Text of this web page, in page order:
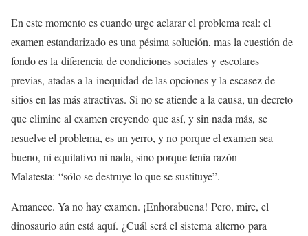
En este momento es cuando urge aclarar el problema real: el
examen estandarizado es una pésima solución, mas la cuestión de
fondo es la diferencia de condiciones sociales y escolares
previas, atadas a la inequidad de las opciones y la escasez de
sitios en las más atractivas. Si no se atiende a la causa, un decreto
que elimine al examen creyendo que así, y sin nada más, se
resuelve el problema, es un yerro, y no porque el examen sea
bueno, ni equitativo ni nada, sino porque tenía razón
Malatesta: “sólo se destruye lo que se sustituye”.
Amanece. Ya no hay examen. ¡Enhorabuena! Pero, mire, el
dinosaurio aún está aquí. ¿Cuál será el sistema alterno para